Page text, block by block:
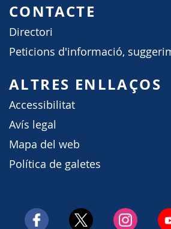
CONTACTE
Directori
Peticions d'informació,
ALTRES ENLLAÇOS
Accessibilitat
Avís legal
Mapa del web
Política de galetes